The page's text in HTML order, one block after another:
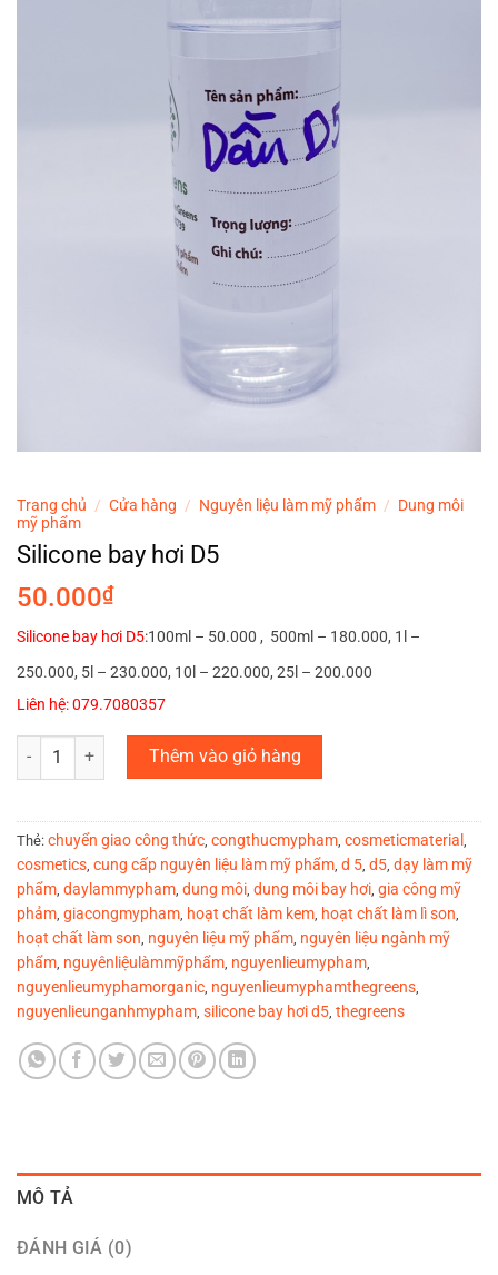
Trang chủ / Cửa hàng / Nguyên liệu làm mỹ phẩm / Dung môi
mỹ phẩm
Silicone bay hơi D5
50.000₫
Silicone bay hơi D5:100ml – 50.000 , 500ml – 180.000, 1l –
250.000, 5l – 230.000, 10l – 220.000, 25l – 200.000
Liên hệ: 079.7080357
Silicone bay hơi D5 số lượngThêm vào giỏ hàng
Thẻ: chuyển giao công thức congthucmypham cosmeticmaterial
cosmetics cung cấp nguyên liệu làm mỹ phẩm d 5 d5 dạy làm mỹ
phẩm daylammypham dung môi dung môi bay hơi gia công mỹ
phảm giacongmypham hoạt chất làm kem hoạt chất làm lì son
hoạt chất làm son nguyên liệu mỹ phẩm nguyên liệu ngành mỹ
phẩm nguyênliệulàmmỹphẩm nguyenlieumypham
nguyenlieumyphamorganic nguyenlieumyphamthegreens
nguyenlieunganhmypham silicone bay hơi d5 thegreens
MÔ TẢ
ĐÁNH GIÁ (0)